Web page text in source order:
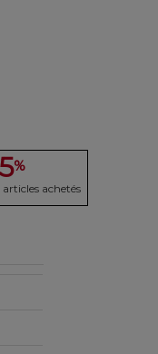
%
articles achetés